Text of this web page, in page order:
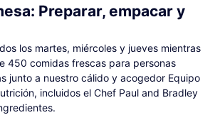
Preparar, empacar y
los martes, miércoles y jueves mientras
450 comidas frescas para personas
junto a nuestro cálido y acogedor Equipo
incluidos el Chef Paul and Bradley